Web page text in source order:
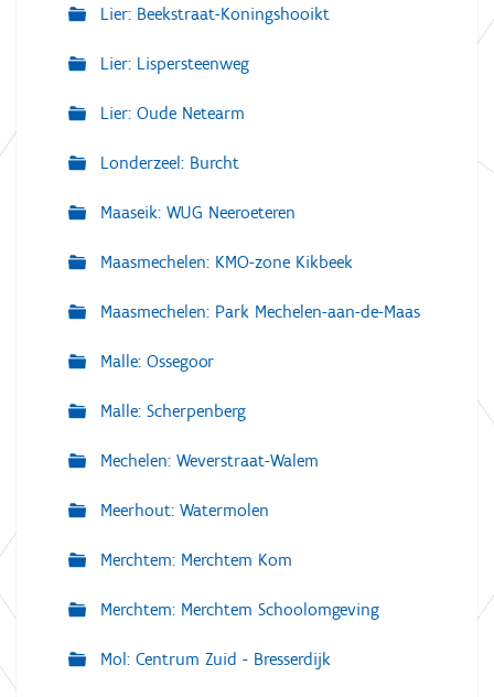
Lier: Beekstraat-Koningshooikt
Lier: Lispersteenweg
Lier: Oude Netearm
Londerzeel: Burcht
Maaseik: WUG Neeroeteren
Maasmechelen: KMO-zone Kikbeek
Maasmechelen: Park Mechelen-aan-de-Maas
Malle: Ossegoor
Malle: Scherpenberg
Mechelen: Weverstraat-Walem
Meerhout: Watermolen
Merchtem: Merchtem Kom
Merchtem: Merchtem Schoolomgeving
Mol: Centrum Zuid - Bresserdijk